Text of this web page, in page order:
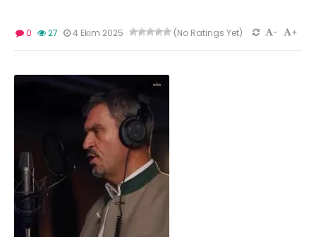
0 27 4 Ekim 2025 (No Ratings Yet) +
-